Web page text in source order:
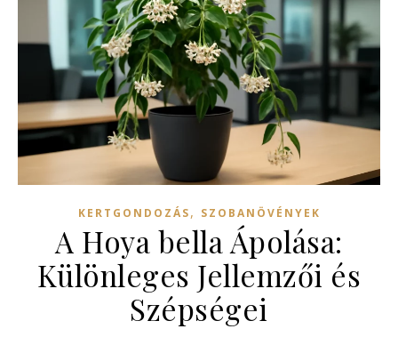
KERTGONDOZÁS, SZOBANÖVÉNYEK
A Hoya bella Ápolása:
Különleges Jellemzői és
Szépségei